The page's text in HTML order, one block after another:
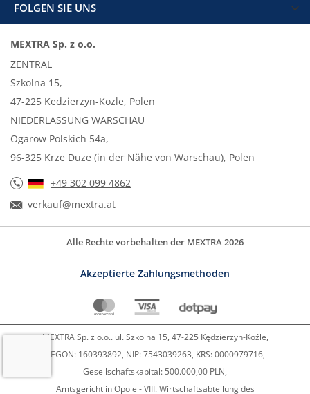
FOLGEN SIE UNS
MEXTRA Sp. z o.o.
ZENTRAL
Szkolna 15,
47-225 Kedzierzyn-Kozle, Polen
NIEDERLASSUNG WARSCHAU
Ogarow Polskich 54a,
96-325 Krze Duze (in der Nähe von Warschau), Polen
+49 302 099 4862
verkauf@mextra.at
Alle Rechte vorbehalten der MEXTRA 2026
Akzeptierte Zahlungsmethoden
MEXTRA Sp. z o.o.. ul. Szkolna 15, 47-225 Kędzierzyn-Koźle,
REGON: 160393892, NIP: 7543039263, KRS: 0000979716,
Gesellschaftskapital: 500.000,00 PLN,
Amtsgericht in Opole - VIII. Wirtschaftsabteilung des